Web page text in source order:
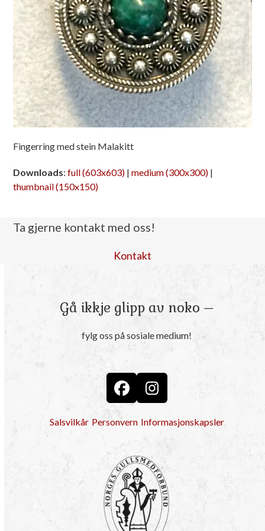
Fingerring med stein Malakitt
Downloads:full (603x603) |medium (300x300) |
thumbnail (150x150)
Ta gjerne kontakt med oss!
Kontakt
Gå ikkje glipp av noko –
fylg oss på sosiale medium!
FacebookInstagram
Salsvilkår Personvern Informasjonskapsler